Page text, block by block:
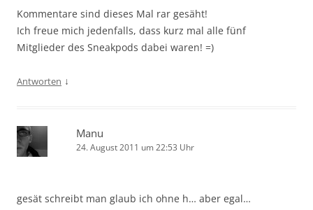
Kommentare sind dieses Mal rar gesäht!
Ich freue mich jedenfalls, dass kurz mal alle fünf
Mitglieder des Sneakpods dabei waren! =)
Antworten ↓
Manu
24. August 2011 um 22:53 Uhr
gesät schreibt man glaub ich ohne h… aber egal…